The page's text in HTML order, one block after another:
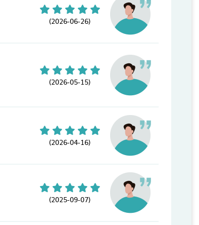
(2026-06-26)
(2026-05-15)
(2026-04-16)
(2025-09-07)